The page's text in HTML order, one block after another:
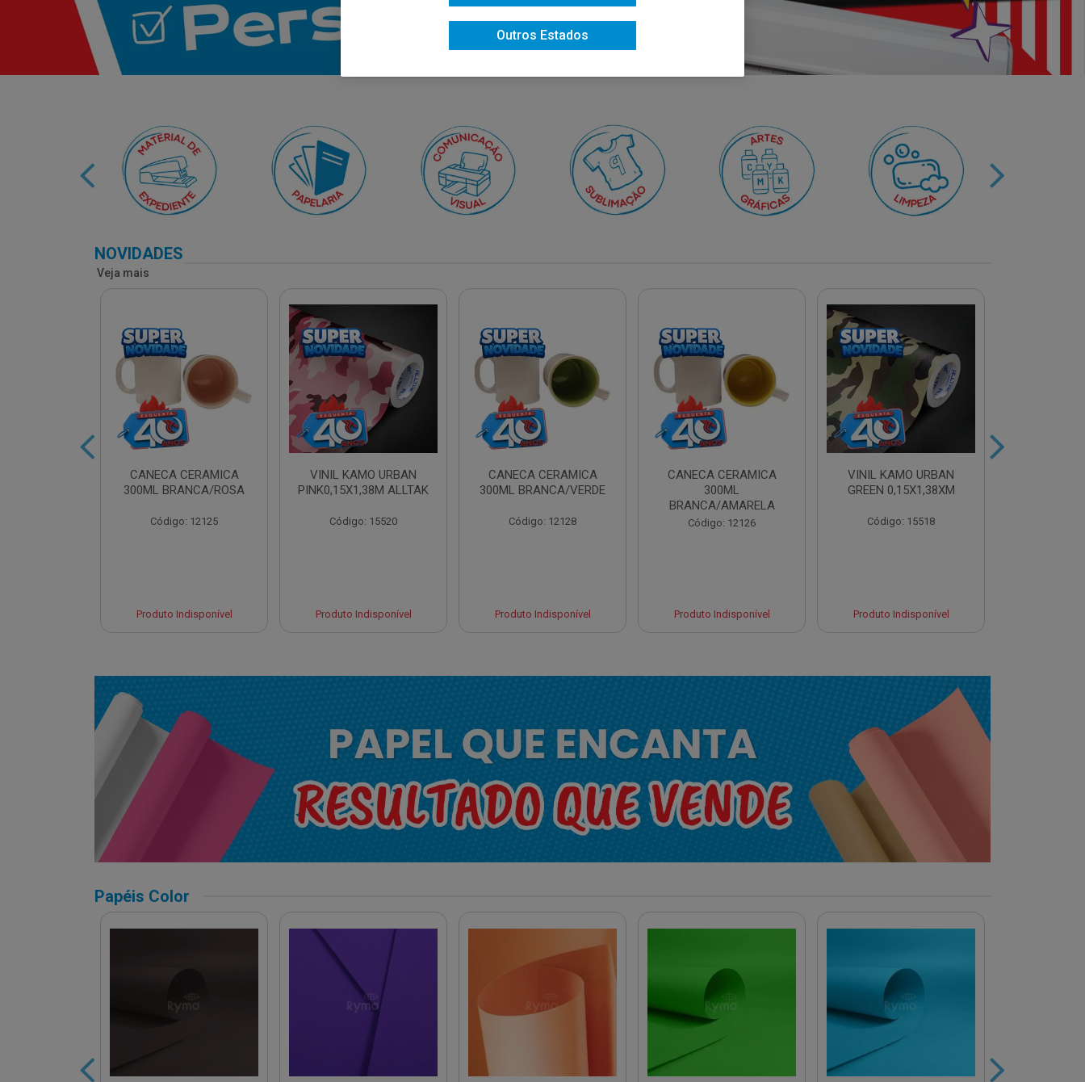
NOVIDADES
Veja mais
CANECA CERAMICA
300ML BRANCA/ROSA
Código: 12125
Produto Indisponível
VINIL KAMO URBAN
PINK0,15X1,38M ALLTAK
Código: 15520
Produto Indisponível
CANECA CERAMICA
300ML BRANCA/VERDE
Código: 12128
Produto Indisponível
CANECA CERAMICA
300ML
BRANCA/AMARELA
Código: 12126
Produto Indisponível
VINIL KAMO URBAN
GREEN 0,15X1,38XM
Código: 15518
Produto Indisponível
Papéis Color
Outros Estados